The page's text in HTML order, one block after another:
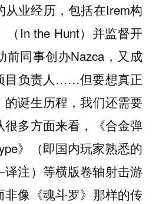
从业经历，包括在Irem构
（In the Hunt）并监督开
前同事创办Nazca，又成
目负责人……但要想真正
的诞生历程，我们还需要
很多方面来看，《合金弹
》（即国内玩家熟悉的
注）等横版卷轴射击游
非像《魂斗罗》那样的传